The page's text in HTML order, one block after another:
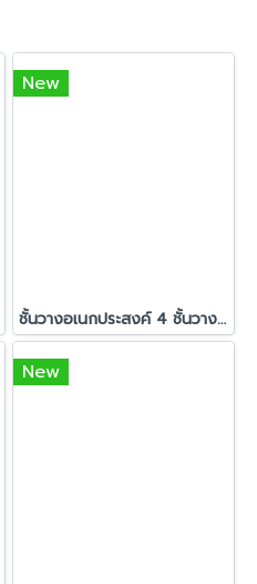
New
ชั้นวางอเนกประสงค์ 4 ชั้นวาง + ฮุกแขวน รุ่น ลูก้า สีขาว
New